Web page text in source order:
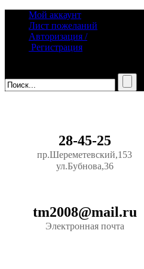
Мой аккаунт
Лист пожеланий
Авторизация /
Регистрация
28-45-25
пр.Шереметевский,153
ул.Бубнова,36
tm2008@mail.ru
Электронная почта